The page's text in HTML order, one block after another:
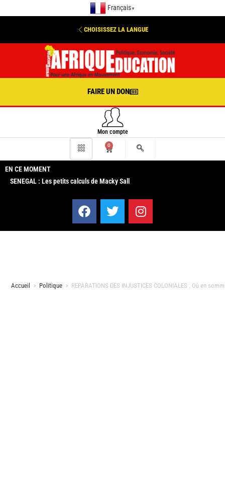
Français ▼
CHOISISSEZ LA LANGUE
FAIRE UN DON
Mon compte
0
EN CE MOMENT
SENEGAL : Les petits calculs de Macky Sall
Accueil > Politique > REPARATIONS DES INJUSTICES COLONIALES : Où en